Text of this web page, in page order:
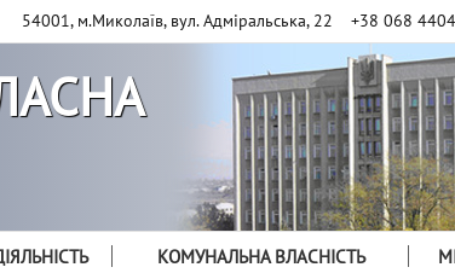
54001, м.Миколаїв, вул. Адміральська, 22 +38 068
КОМУНАЛЬНА ВЛАСНІСТЬ